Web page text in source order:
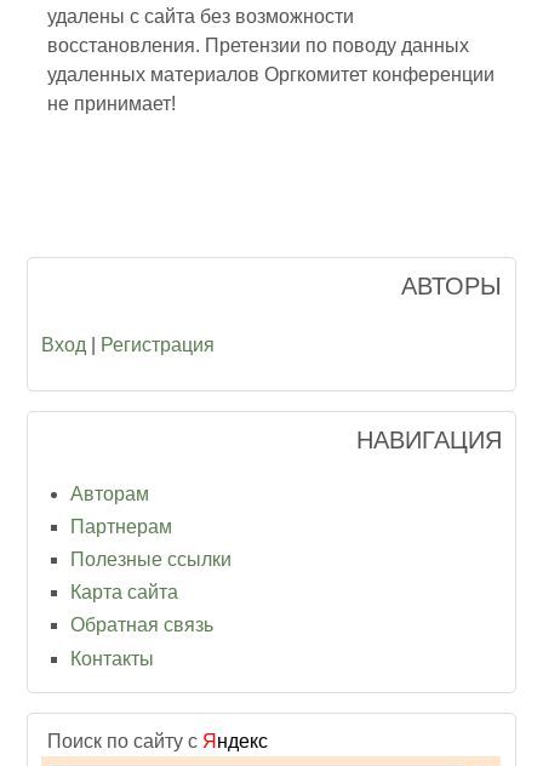
удалены с сайта без возможности
восстановления. Претензии по поводу данных
удаленных материалов Оргкомитет конференции
не принимает!
АВТОРЫ
Вход Регистрация
НАВИГАЦИЯ
Авторам
Партнерам
Полезные ссылки
Карта сайта
Обратная связь
Контакты
Поиск по сайту с Я ндекс